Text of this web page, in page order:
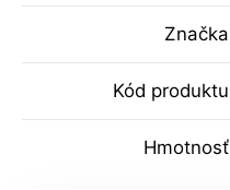
Značka
Kód produktu
Hmotnosť